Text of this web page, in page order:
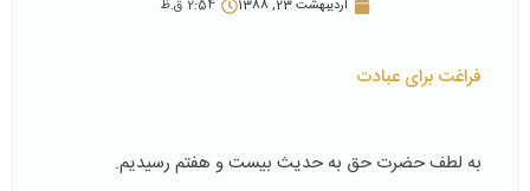
اردیبهشت 23, 1388
2:54 ق.ظ
فراغت برای عبادت
به لطف حضرت حق به حدیث بیست و هفتم رسیدیم.